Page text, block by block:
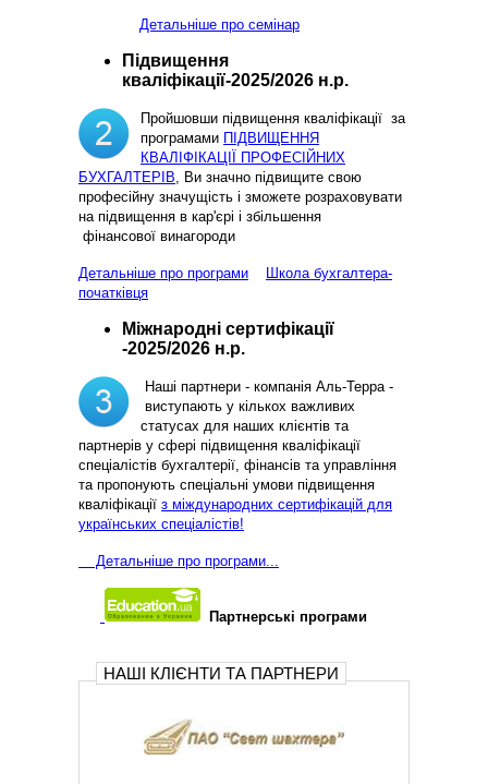
Детальніше про семінар
Підвищення
кваліфікації-2025/2026 н.р.
Пройшовши підвищення кваліфікації за
програмами ПІДВИЩЕННЯ
КВАЛІФІКАЦІЇ ПРОФЕСІЙНИХ
БУХГАЛТЕРІВ, Ви значно підвищите свою
професійну значущість і зможете розраховувати
на підвищення в кар'єрі і збільшення
фінансової винагороди
Детальніше про програми
Школа бухгалтера-
початківця
Міжнародні сертифікації
-2025/2026 н.р.
Наші партнери - компанія Аль-Терра -
виступають у кількох важливих
статусах для наших клієнтів та
партнерів у сфері підвищення кваліфікації
спеціалістів бухгалтерії, фінансів та управління
та пропонують спеціальні умови підвищення
кваліфікації з міждународних сертифікацій для
українських спеціалістів!
Детальніше про програми...
Партнерські програми
НАШІ КЛІЄНТИ ТА ПАРТНЕРИ